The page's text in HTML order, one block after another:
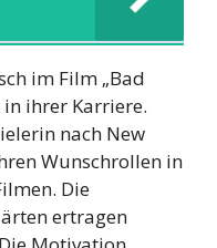
im Film „Bad
ihrer Karriere.
nach New
Wunschrollen in
Die
ertragen